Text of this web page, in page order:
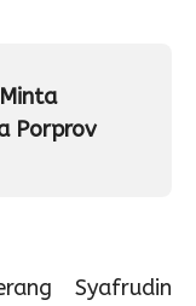
Porprov
Syafrudin